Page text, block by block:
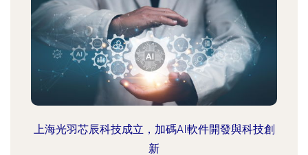
上海光羽芯辰科技成立，加碼AI軟件開發與科技創
新